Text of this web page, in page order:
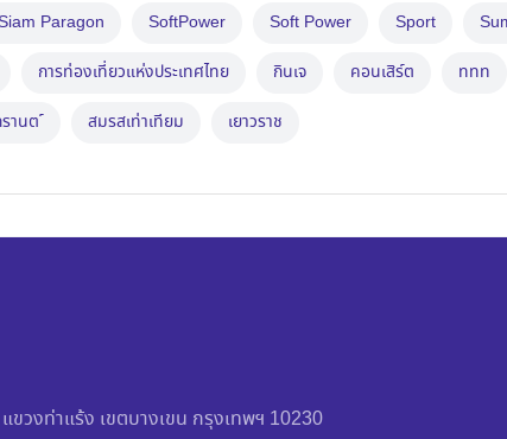
Paragon SoftPower Soft Power Sport
การท่องเที่ยวแห่งประเทศไทย กินเจ คอนเสิร์ต ททท
านต สมรสเท่าเทียม เยาวราช
วงท่าแร้ง เขตบางเขน กรุงเทพฯ 10230